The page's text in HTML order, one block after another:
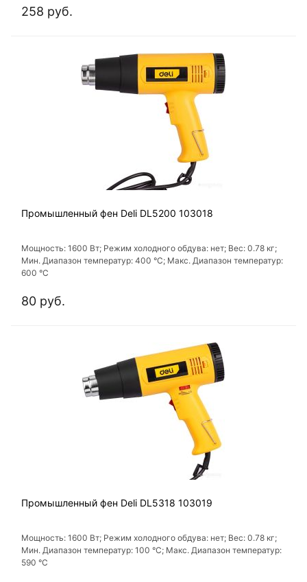
258 руб.
Промышленный фен Deli DL5200 103018
Мощность: 1600 Вт; Режим холодного обдува: нет; Вес: 0.78 кг;
Мин. Диапазон температур: 400 °С; Макс. Диапазон температур:
600 °С
80 руб.
Промышленный фен Deli DL5318 103019
Мощность: 1600 Вт; Режим холодного обдува: нет; Вес: 0.78 кг;
Мин. Диапазон температур: 100 °С; Макс. Диапазон температур:
590 °С